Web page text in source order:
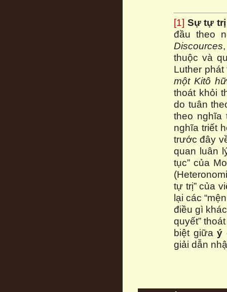
[1] Sự tự
đầu theo
Discources
thuộc và
Luther
một Kitô
thoát khỏi
do tuân
theo nghĩa
nghĩa triết
trước đây
quan luân
tục” của
tự trị” của
lại các
điều gì
quyết”
biệt giữaý
giải dẫn